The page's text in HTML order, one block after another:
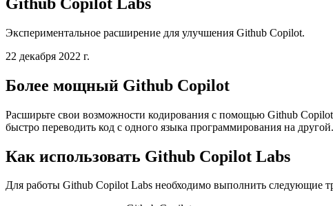
Github Copilot Labs
Экспериментальное расширение для улучшения Github Copilot.
22 декабря 2022 г.
Более мощный Github Copilot
Расширьте свои возможности кодирования с помощью Github
быстро переводить код с одного языка программирования на
Как использовать Github Copilot Labs